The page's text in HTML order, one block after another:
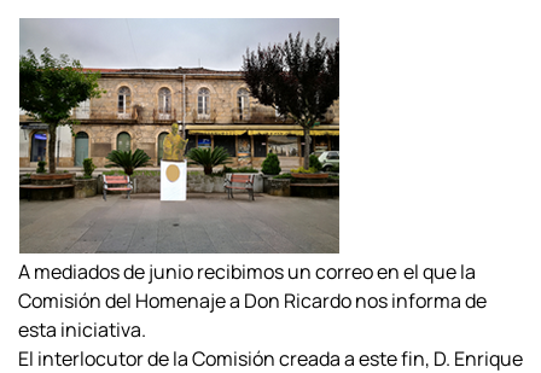
A mediados de junio recibimos un correo en el que la
Comisión del Homenaje a Don Ricardo nos informa de
esta iniciativa.
El interlocutor de la Comisión creada a este fin, D. Enrique